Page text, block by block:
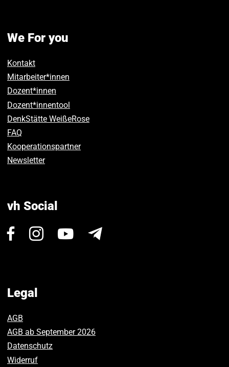
We For you
Kontakt
Mitarbeiter*innen
Dozent*innen
Dozent*innentool
DenkStätte WeißeRose
FAQ
Kooperationspartner
Newsletter
vh Social
Visit Visit
Visit
Legal
AGB
AGB ab September 2026
Datenschutz
Widerruf